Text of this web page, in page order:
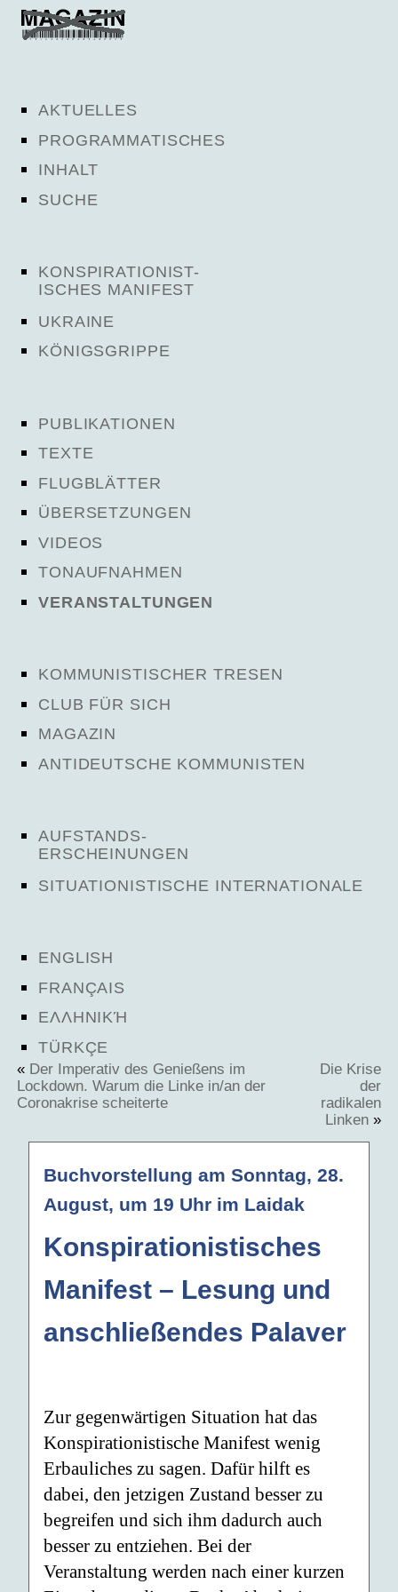
AKTUELLES
PROGRAMMATISCHES
INHALT
SUCHE
KONSPIRATIONIST-
ISCHES MANIFEST
UKRAINE
KÖNIGSGRIPPE
PUBLIKATIONEN
TEXTE
FLUGBLÄTTER
ÜBERSETZUNGEN
VIDEOS
TONAUFNAHMEN
VERANSTALTUNGEN
KOMMUNISTISCHER TRESEN
CLUB FÜR SICH
MAGAZIN
ANTIDEUTSCHE KOMMUNISTEN
AUFSTANDS-
ERSCHEINUNGEN
SITUATIONISTISCHE INTERNATIONALE
ENGLISH
FRANÇAIS
ΕΛΛΗΝΙΚΉ
TÜRKÇE
« Der Imperativ des Genießens im
Lockdown. Warum die Linke in/an der
Coronakrise scheiterte
Die Krise
der
radikalen
Linken »
Buchvorstellung am Sonntag, 28.
August, um 19 Uhr im Laidak
Konspirationistisches
Manifest – Lesung und
anschließendes Palaver
Zur gegenwärtigen Situation hat das
Konspirationistische Manifest wenig
Erbauliches zu sagen. Dafür hilft es
dabei, den jetzigen Zustand besser zu
begreifen und sich ihm dadurch auch
besser zu entziehen. Bei der
Veranstaltung werden nach einer kurzen